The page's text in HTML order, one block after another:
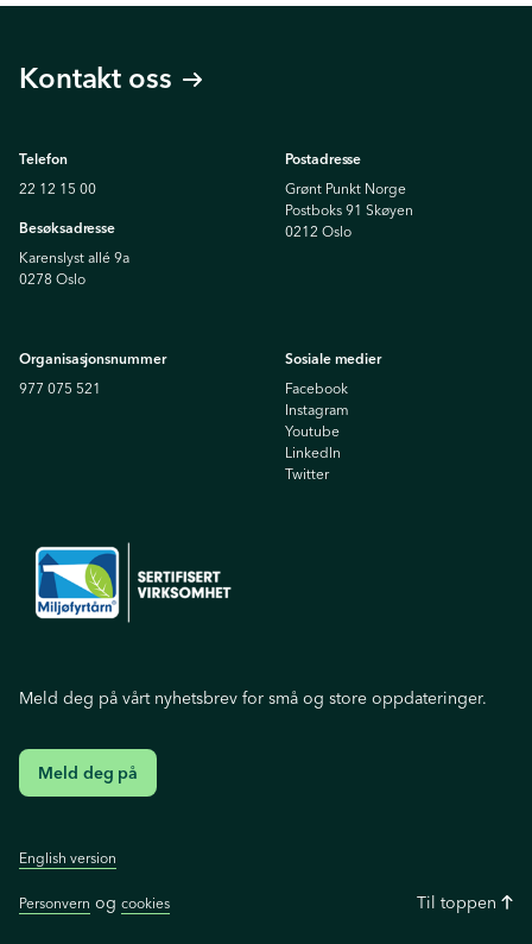
Kontakt oss
Telefon
22 12 15 00
Besøksadresse
Karenslyst allé 9a
0278 Oslo
Postadresse
Grønt Punkt Norge
Postboks 91 Skøyen
0212 Oslo
Organisasjonsnummer
977 075 521
Sosiale medier
Facebook
Instagram
Youtube
Linkedln
Twitter
Meld deg på vårt nyhetsbrev for små og store oppdateringer.
Meld deg på
English version
Personvern og cookies Til toppen